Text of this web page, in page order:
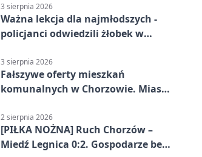
3 sierpnia 2026
Ważna lekcja dla najmłodszych -
policjanci odwiedzili żłobek w
3 sierpnia 2026
Fałszywe oferty mieszkań
komunalnych w Chorzowie. Miasto
2 sierpnia 2026
[PIŁKA NOŻNA] Ruch Chorzów –
Miedź Legnica 0:2. Gospodarze bez